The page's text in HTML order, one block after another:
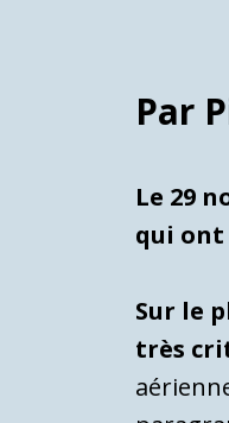
Par
Le 29
qui ont
Sur le
très